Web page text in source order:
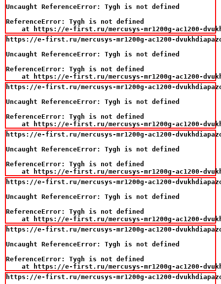
Uncaught ReferenceError: Tygh is not defined
ReferenceError: Tygh is not defined
at https://e-first.ru/mercusys-mr1200g-ac1200-
https://e-first.ru/mercusys-mr1200g-ac1200-
Uncaught ReferenceError: Tygh is not defined
ReferenceError: Tygh is not defined
at https://e-first.ru/mercusys-mr1200g-ac1200-
https://e-first.ru/mercusys-mr1200g-ac1200-
Uncaught ReferenceError: Tygh is not defined
ReferenceError: Tygh is not defined
at https://e-first.ru/mercusys-mr1200g-ac1200-
https://e-first.ru/mercusys-mr1200g-ac1200-
Uncaught ReferenceError: Tygh is not defined
ReferenceError: Tygh is not defined
at https://e-first.ru/mercusys-mr1200g-ac1200-
https://e-first.ru/mercusys-mr1200g-ac1200-
Uncaught ReferenceError: Tygh is not defined
ReferenceError: Tygh is not defined
at https://e-first.ru/mercusys-mr1200g-ac1200-
https://e-first.ru/mercusys-mr1200g-ac1200-
Uncaught ReferenceError: Tygh is not defined
ReferenceError: Tygh is not defined
at https://e-first.ru/mercusys-mr1200g-ac1200-
https://e-first.ru/mercusys-mr1200g-ac1200-